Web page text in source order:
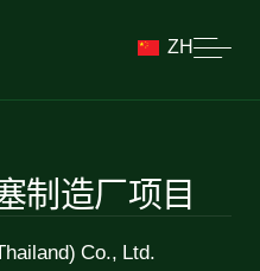
ZH
制造厂项目
Co., Ltd.